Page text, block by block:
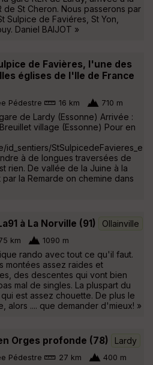
de St Cheron. Nous passerons par
Sulpice de Faviéres, St Yon,
Daniel BAIJOT »
de Favières, l'une des
églises de l'Ile de France
Pédestre 16 km 710 m
de Lardy (Essonne) Arrivée :
village (Essonne) Pour en
id_sentiers/StSulpicedeFavieres_e
à de longues traversées de
rien. De vallée de la Juine à la
la Remarde on chemine dans
à La Norville (91) Ollainville
km 1090 m
rando avec tout ce qu'il faut.
montées assez raides et
des descentes qui vont bien
mal de singles. La pluspart du
est assez chouette. De plus le
alors .... que demander d'mieux! »
Orges profonde (78) Lardy
Pédestre 27 km 400 m